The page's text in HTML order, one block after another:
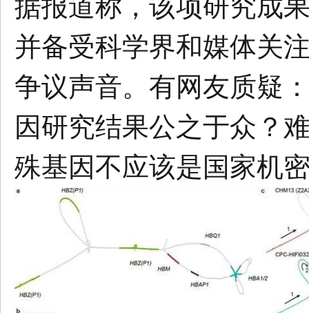
据报道称，该项研究成
并备受科学界和媒体关
争议声音。有网友质疑
因研究结果公之于众？
殊基因不应该是国家机